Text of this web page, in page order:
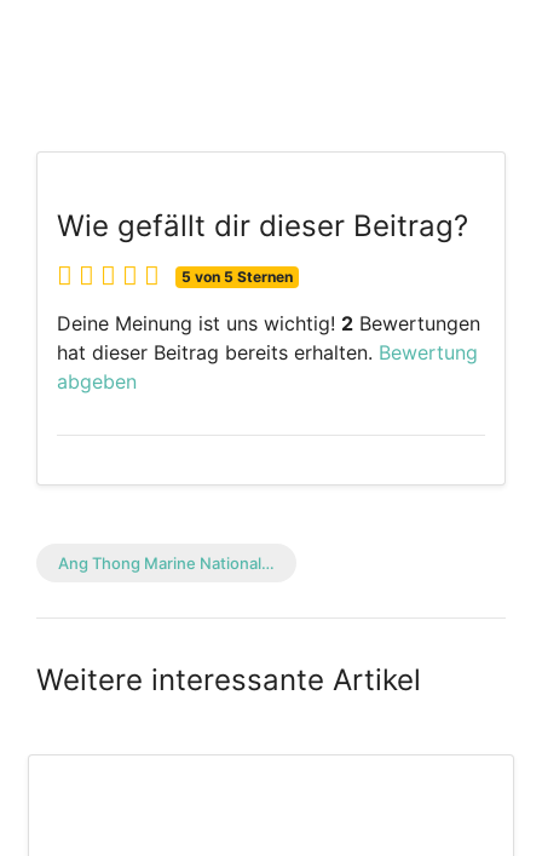
Wie gefällt dir dieser Beitrag?
5 von 5 Sternen
Deine Meinung ist uns wichtig! 2 Bewertungen
hat dieser Beitrag bereits erhalten. Bewertung
abgeben
Ang Thong Marine National…
Weitere interessante Artikel